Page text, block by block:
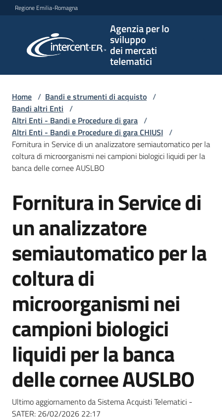
Vai al contenuto
Vai alla navigazione
Vai al footer
Regione Emilia-Romagna
Agenzia per lo
sviluppo
dei mercati
telematici
per lo
sviluppo
telematici
L'Agenzia
e
strumenti
acquisto
Supporto
Piattaforme
site
Home / Bandi e strumenti di acquisto /
Bandi altri Enti /
Altri Enti - Bandi e Procedure di gara /
Altri Enti - Bandi e Procedure di gara CHIUSI /
Fornitura in Service di un analizzatore semiautomatico per la
coltura di microorganismi nei campioni biologici liquidi per la
banca delle cornee AUSLBO
Salta al contenuto
Fornitura in Service di
un analizzatore
semiautomatico per la
coltura di
microorganismi nei
campioni biologici
liquidi per la banca
delle cornee AUSLBO
Ultimo aggiornamento da Sistema Acquisti Telematici -
SATER: 26/02/2026 22:17